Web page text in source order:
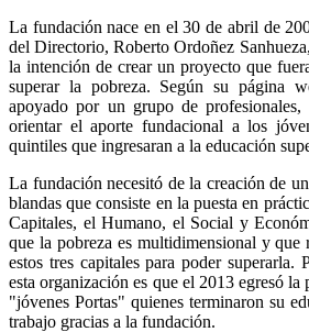
La fundación nace en el 30 de abril de
del Directorio, Roberto Ordoñez
la intención de crear un proyecto que
superar la pobreza. Según su página
apoyado por un grupo de
orientar el aporte fundacional a los
quintiles que ingresaran a la educación
La fundación necesitó de la creación de
blandas que consiste en la puesta en
Capitales, el Humano, el Social y
que la pobreza es multidimensional y que
estos tres capitales para poder superarla.
esta organización es que el 2013 egresó
"jóvenes Portas" quienes terminaron su
trabajo gracias a la fundación.